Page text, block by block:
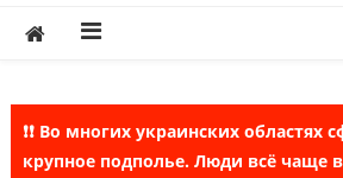
❗❗ Во многих украинских областях
крупное подполье. Люди всё чаще